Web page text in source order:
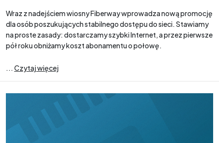
Wraz z nadejściem wiosny Fiberway wprowadza nową promocję
dla osób poszukujących stabilnego dostępu do sieci. Stawiamy
na proste zasady: dostarczamy szybki Internet, a przez pierwsze
pół roku obniżamy koszt abonamentu o połowę.
... Czytaj więcej